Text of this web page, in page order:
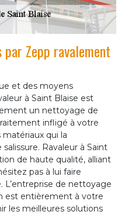
Zepp ravalement
et des moyens
à Saint Blaise est
un nettoyage de
infligé à votre
qui la
Ravaleur à Saint
de haute qualité, alliant
pas à lui faire
L’entreprise de nettoyage
est entièrement à votre
les meilleures solutions